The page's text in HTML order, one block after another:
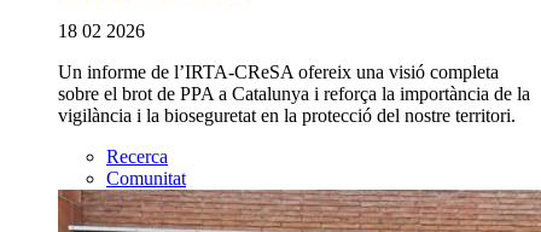
18 02 2026
Un informe de l’IRTA‑CReSA ofereix una visió completa
sobre el brot de PPA a Catalunya i reforça la importància de la
vigilància i la bioseguretat en la protecció del nostre territori.
Recerca
Comunitat